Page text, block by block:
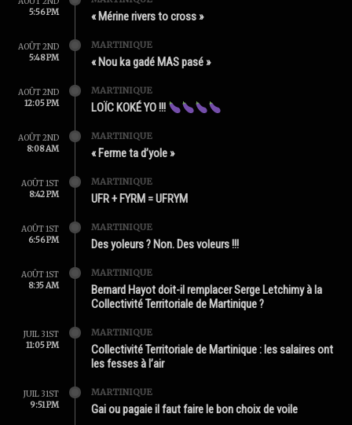
5:56 PM
« Mérine rivers to cross »
AOÛT 2ND
5:48 PM
MARTINIQUE
« Nou ka gadé MAS pasé »
AOÛT 2ND
12:05 PM
MARTINIQUE
LOÏC KOKÉ YO !!!
AOÛT 2ND
8:08 AM
MARTINIQUE
« Ferme ta d’yole »
AOÛT 1ST
8:42 PM
MARTINIQUE
UFR + FYRM = UFRYM
AOÛT 1ST
6:56 PM
MARTINIQUE
Des yoleurs ? Non. Des voleurs !!!
AOÛT 1ST
8:35 AM
MARTINIQUE
Bernard Hayot doit-il remplacer Serge Letchimy à la
Collectivité Territoriale de Martinique ?
JUIL 31ST
11:05 PM
MARTINIQUE
Collectivité Territoriale de Martinique : les salaires ont
les fesses à l’air
JUIL 31ST
9:51 PM
MARTINIQUE
Gai ou pagaie il faut faire le bon choix de voile